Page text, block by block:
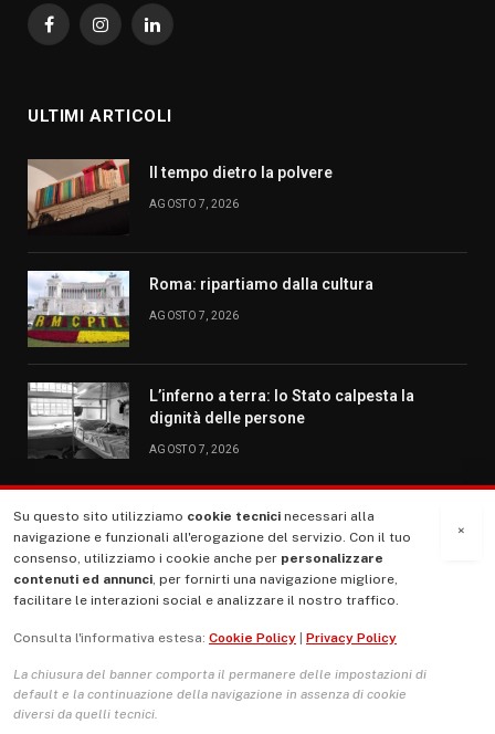
FacebookInstagramLinkedIn
ULTIMI ARTICOLI
Il tempo dietro la polvere
AGOSTO 7, 2026
Roma: ripartiamo dalla cultura
AGOSTO 7, 2026
L’inferno a terra: lo Stato calpesta la
dignità delle persone
AGOSTO 7, 2026
MENU
La Nostra Storia
Le Copertine
L’Associazione
×
Su questo sito utilizziamo cookie tecnici necessari alla
navigazione e funzionali all'erogazione del servizio. Con il tuo
consenso, utilizziamo i cookie anche per personalizzare
contenuti ed annunci, per fornirti una navigazione migliore,
facilitare le interazioni social e analizzare il nostro traffico.
Consulta l'informativa estesa: Cookie Policy Privacy Policy
La chiusura del banner comporta il permanere delle impostazioni di
default e la continuazione della navigazione in assenza di cookie
diversi da quelli tecnici.